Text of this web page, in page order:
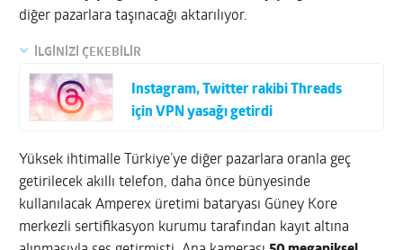
diğer pazarlara taşınacağı aktarılıyor.
İLGİNİZİ ÇEKEBİLİR
Instagram, Twitter rakibi Threads
için VPN yasağı getirdi
Yüksek ihtimalle Türkiye’ye diğer pazarlara oranla geç
getirilecek akıllı telefon, daha önce bünyesinde
kullanılacak Amperex üretimi bataryası Güney Kore
merkezli sertifikasyon kurumu tarafından kayıt altına